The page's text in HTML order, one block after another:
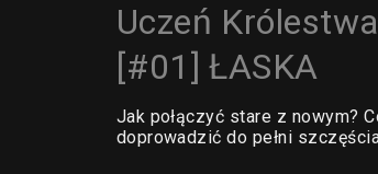
Uczeń Królestwa
[#01] ŁASKA
Jak połączyć stare z nowym?
doprowadzić do pełni